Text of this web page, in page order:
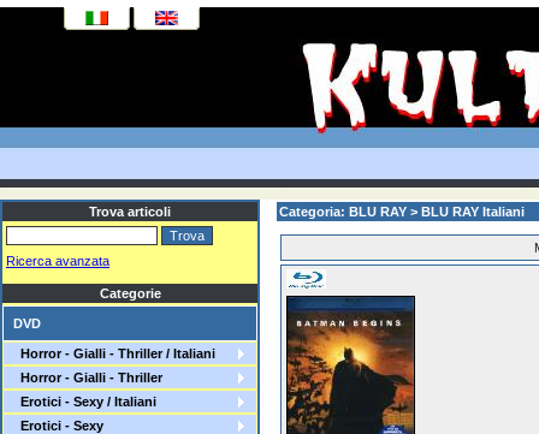
Trova articoli
Ricerca avanzata
Categorie
DVD
Horror - Gialli - Thriller / Italiani
Horror - Gialli - Thriller
Erotici - Sexy / Italiani
Erotici - Sexy
Categoria: BLU RAY > BLU RAY Italiani